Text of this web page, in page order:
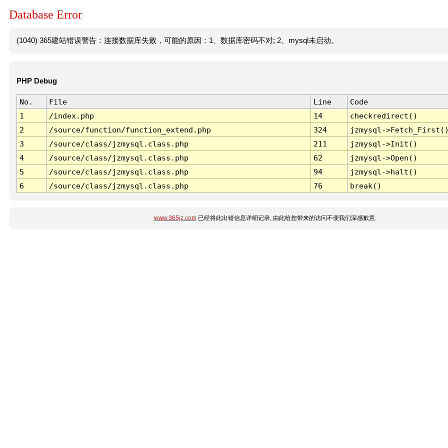
Database Error
(1040) 365建站错误警告：连接数据库失败，可能的原因：1、数据库密码不对; 2、mysql未启动。
PHP Debug
No. File Line
Code
1
/index.php 14
checkredirect()
2
/source/function/function_extend.php 324
jzmysql-
3
/source/class/jzmysql.class.php 211
jzmysql->Init()
4
/source/class/jzmysql.class.php 62
jzmysql->Open()
5
/source/class/jzmysql.class.php 94
jzmysql->halt()
6
/source/class/jzmysql.class.php 76 break()
www.365jz.com已经将此出错信息详细记录, 由此给您带来的访问不便我们深感歉意.